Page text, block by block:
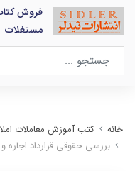
فروش
مستغلات
خانه کتب آموزش معاملات
بررسی حقوقی قرارداد اجاره